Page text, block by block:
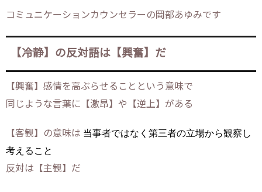
コミュニケーションカウンセラーの岡部あゆみです
【冷静】の反対語は【興奮】だ
【興奮】感情を高ぶらせることという意味で
同じような言葉に【激昂】や【逆上】がある
【客観】の意味は 当事者ではなく第三者の立場から観察し
考えること
反対は【主観】だ